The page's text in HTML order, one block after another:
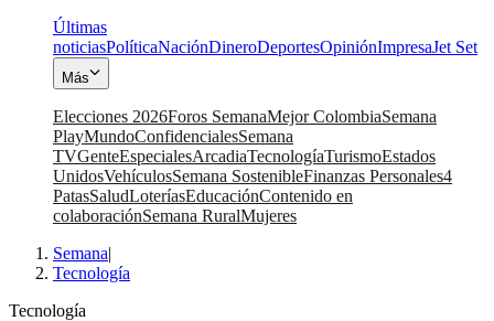
Últimas
noticiasPolíticaNaciónDineroDeportesOpiniónImpresaJet Set
Más
Elecciones 2026Foros SemanaMejor ColombiaSemana
PlayMundoConfidencialesSemana
TVGenteEspecialesArcadiaTecnologíaTurismoEstados
UnidosVehículosSemana SostenibleFinanzas Personales4
PatasSaludLoteríasEducaciónContenido en
colaboraciónSemana RuralMujeres
Semana|
Tecnología
Tecnología